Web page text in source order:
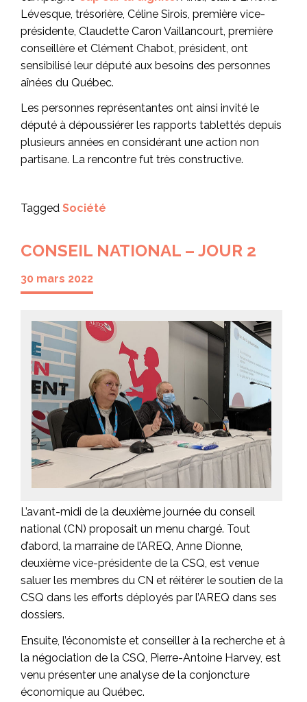
Lévesque, trésorière, Céline Sirois, première vice-
présidente, Claudette Caron Vaillancourt, première
conseillère et Clément Chabot, président, ont
sensibilisé leur député aux besoins des personnes
aînées du Québec.
Les personnes représentantes ont ainsi invité le
député à dépoussiérer les rapports tablettés depuis
plusieurs années en considérant une action non
partisane. La rencontre fut très constructive.
Tagged Société
CONSEIL NATIONAL – JOUR 2
30 mars 2022
L’avant-midi de la deuxième journée du conseil
national (CN) proposait un menu chargé. Tout
d’abord, la marraine de l’AREQ, Anne Dionne,
deuxième vice-présidente de la CSQ, est venue
saluer les membres du CN et réitérer le soutien de la
CSQ dans les efforts déployés par l’AREQ dans ses
dossiers.
Ensuite, l’économiste et conseiller à la recherche et à
la négociation de la CSQ, Pierre-Antoine Harvey, est
venu présenter une analyse de la conjoncture
économique au Québec.